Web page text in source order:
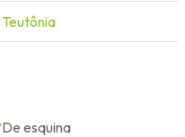
Teutônia
De esquina